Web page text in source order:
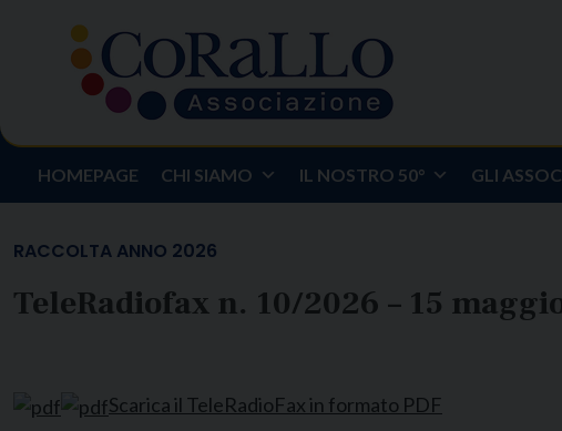
content
HOMEPAGE CHI SIAMO IL NOSTRO 50° GLI
RACCOLTA ANNO 2026
TeleRadiofax n. 10/2026 – 15
Scarica il TeleRadioFax in formato PDF